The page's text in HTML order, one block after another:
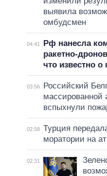
выявила
омбудсмен
04:41
Рф нанесла
ракетно-
что известно о
03:56
Российский
массированной
вспыхнули
02:58 Турция
моратории на
02:31